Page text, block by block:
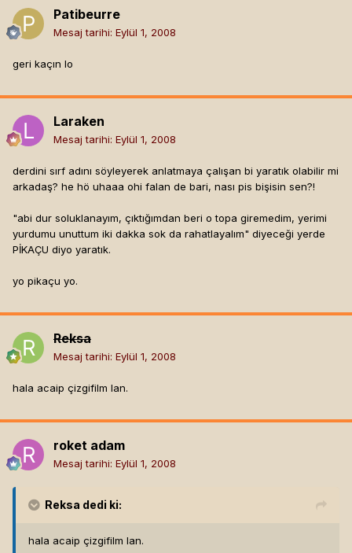
Patibeurre
Mesaj tarihi: Eylül 1, 2008
geri kaçın lo
Laraken
Mesaj tarihi: Eylül 1, 2008
derdini sırf adını söyleyerek anlatmaya çalışan bi yaratık olabilir mi
arkadaş? he hö uhaaa ohi falan de bari, nası pis bişisin sen?!
"abi dur soluklanayım, çıktığımdan beri o topa giremedim, yerimi
yurdumu unuttum iki dakka sok da rahatlayalım" diyeceği yerde
PİKAÇU diyo yaratık.
yo pikaçu yo.
Reksa
Mesaj tarihi: Eylül 1, 2008
hala acaip çizgifilm lan.
roket adam
Mesaj tarihi: Eylül 1, 2008
Reksa dedi ki:
hala acaip çizgifilm lan.